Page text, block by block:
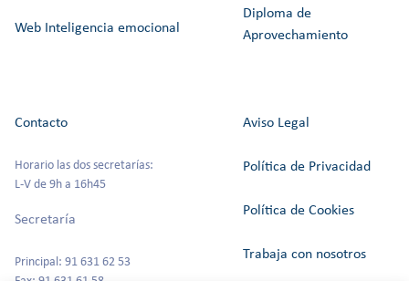
Web Inteligencia emocional
Diploma de
Aprovechamiento
Contacto
Horario las dos secretarías:
L-V de 9h a 16h45
Secretaría
Principal: 91 631 62 53
Aviso Legal
Política de Privacidad
Política de Cookies
Trabaja con nosotros